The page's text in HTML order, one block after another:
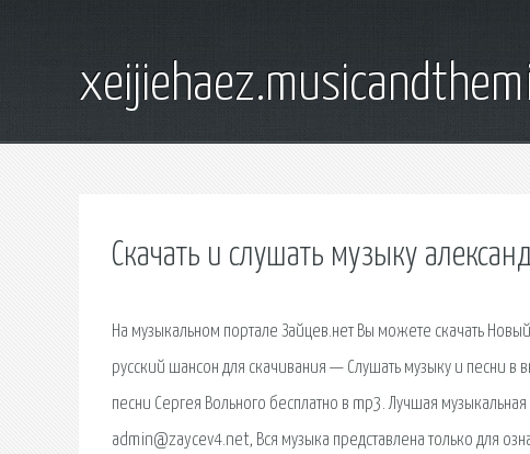
Скачать и слушать музыку
На музыкальном портале Зайцев.нет Вы можете скачать
русский шансон для скачивания — Слушать музыку и песни в
песни Сергея Вольного бесплатно в mp3. Лучшая
admin@zaycev4.net, Вся музыка представлена только для